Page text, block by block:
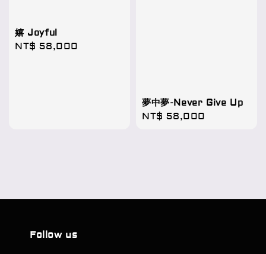
嬉 Joyful
Regular
NT$ 58,000
夢中夢-Never Give Up
Regular
NT$ 58,000
Follow us